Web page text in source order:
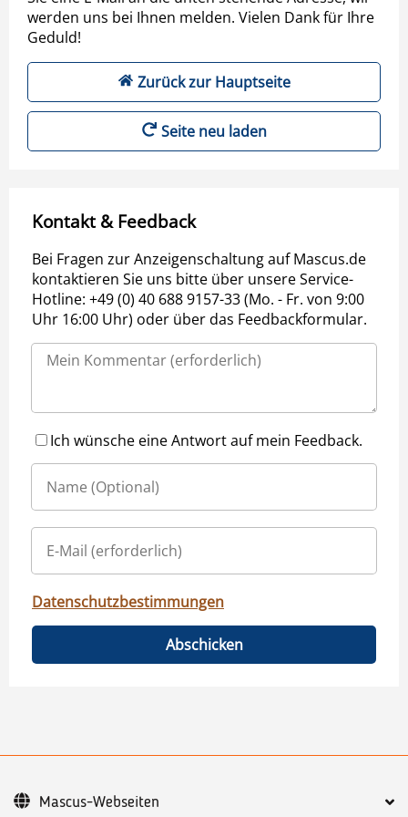
werden uns bei Ihnen melden. Vielen Dank für Ihre
Geduld!
Zurück zur Hauptseite
Seite neu laden
Kontakt & Feedback
Bei Fragen zur Anzeigenschaltung auf Mascus.de
kontaktieren Sie uns bitte über unsere Service-
Hotline: +49 (0) 40 688 9157-33 (Mo. - Fr. von 9:00
Uhr 16:00 Uhr) oder über das Feedbackformular.
Ich wünsche eine Antwort auf mein Feedback.
Datenschutzbestimmungen
Abschicken
Mascus-Webseiten